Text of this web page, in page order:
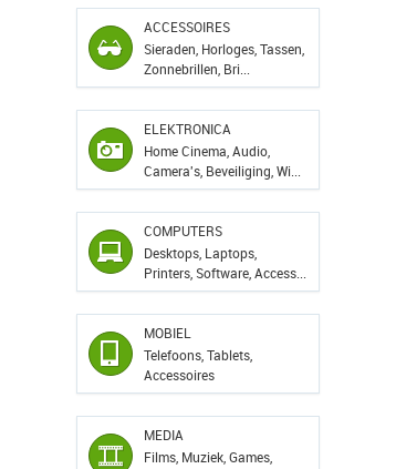
ACCESSOIRES
Sieraden, Horloges, Tassen,
Zonnebrillen, Bri...
ELEKTRONICA
Home Cinema, Audio,
Camera's, Beveiliging, Wi...
COMPUTERS
Desktops, Laptops,
Printers, Software, Access...
MOBIEL
Telefoons, Tablets,
Accessoires
MEDIA
Films, Muziek, Games,